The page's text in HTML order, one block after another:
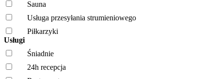
Sauna
Usługa przesyłania strumieniowego
Piłkarzyki
Usługi
Śniadnie
24h recepcja